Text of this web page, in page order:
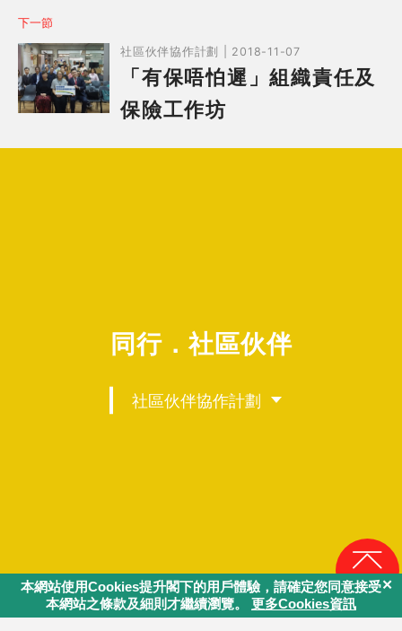
同行．社區伙伴
社區伙伴協作計劃
下一節
社區伙伴協作計劃 | 2018-11-07
「有保唔怕遲」組織責任及
保險工作坊
回頁頂